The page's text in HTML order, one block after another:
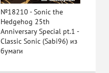
№18210 - Sonic the
Hedgehog 25th
Anniversary Special pt.1 -
Classic Sonic (Sabi96) из
бумаги